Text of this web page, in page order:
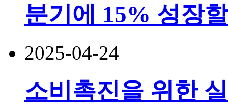
분기에 15% 성장
2025-04-24
소비촉진을 위한